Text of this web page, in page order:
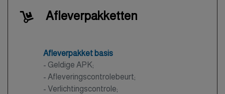
Afleverpakketten
Afleverpakket basis
- Geldige APK;
- Afleveringscontrolebeurt;
- Verlichtingscontrole;